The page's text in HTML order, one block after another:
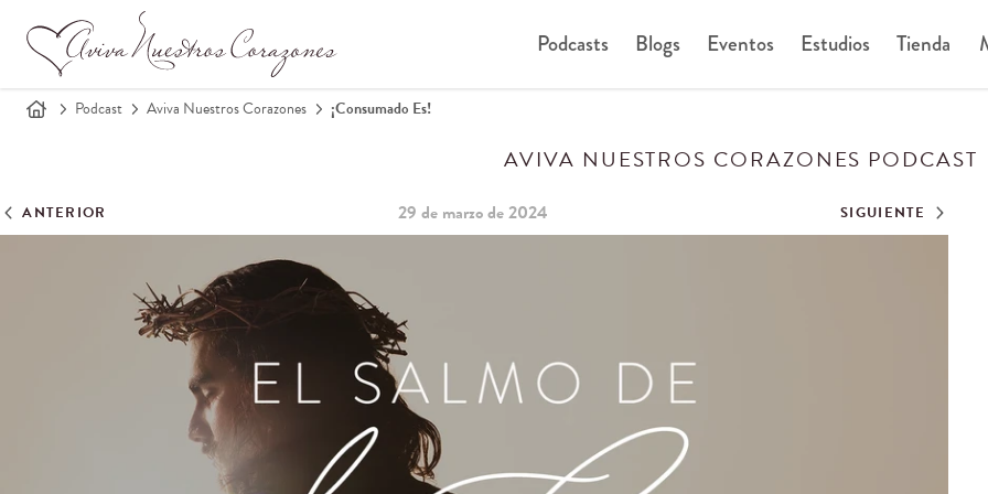
Podcasts Blogs Eventos Estudios Tienda
Podcast Aviva Nuestros Corazones ¡Consumado Es!
AVIVA NUESTROS CORAZONES PODCAST
ANTERIOR 29 de marzo de 2024 SIGUIENTE